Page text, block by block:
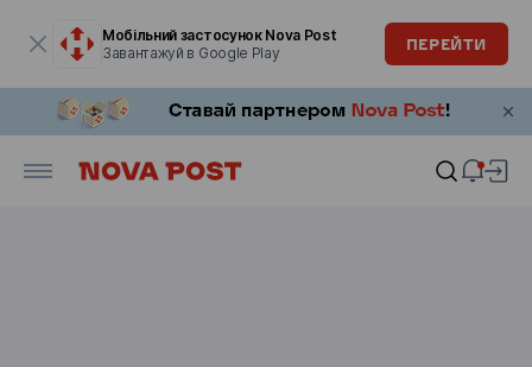
Мобільний застосунок Nova Post
Завантажуй в Google Play
ПЕРЕЙТИ